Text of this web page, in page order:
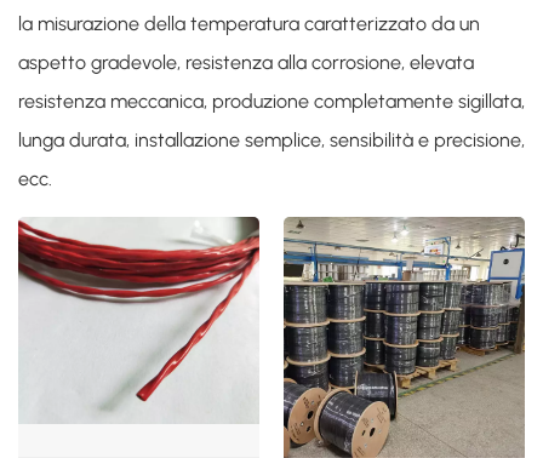
la misurazione della temperatura caratterizzato da un
aspetto gradevole, resistenza alla corrosione, elevata
resistenza meccanica, produzione completamente sigillata,
lunga durata, installazione semplice, sensibilità e precisione,
ecc.